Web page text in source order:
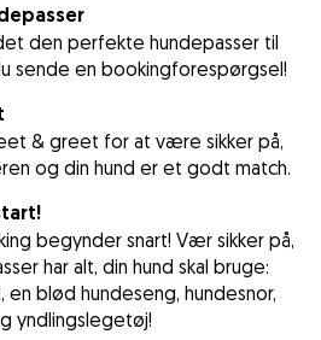
den perfekte hundepasser til
sende en bookingforespørgsel!
& greet for at være sikker på,
og din hund er et godt match.
begynder snart! Vær sikker på,
har alt, din hund skal bruge:
en blød hundeseng, hundesnor,
yndlingslegetøj!